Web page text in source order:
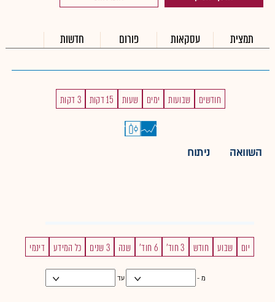
תמצית עסקאות פורום חדשות
חודשים שבועות ימים שעות 15 דקות 3 דקות
השוואה ניתוח
יום שבוע חודש 3 חוד' 6 חוד' שנה 3 שנים כל המידע דינמי
מ - עד